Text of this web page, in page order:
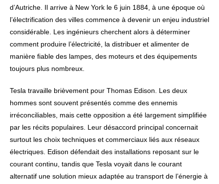
d’Autriche. Il arrive à New York le 6 juin 1884, à une époque où
l’électrification des villes commence à devenir un enjeu industriel
considérable. Les ingénieurs cherchent alors à déterminer
comment produire l’électricité, la distribuer et alimenter de
manière fiable des lampes, des moteurs et des équipements
toujours plus nombreux.
Tesla travaille brièvement pour Thomas Edison. Les deux
hommes sont souvent présentés comme des ennemis
irréconciliables, mais cette opposition a été largement simplifiée
par les récits populaires. Leur désaccord principal concernait
surtout les choix techniques et commerciaux liés aux réseaux
électriques. Edison défendait des installations reposant sur le
courant continu, tandis que Tesla voyait dans le courant
alternatif une solution mieux adaptée au transport de l’énergie à